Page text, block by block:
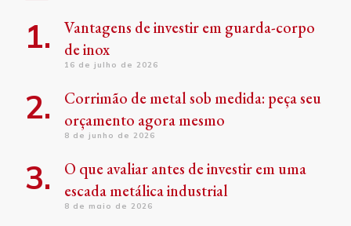
Vantagens de investir em guarda-corpo
de inox
16 de julho de 2026
Corrimão de metal sob medida: peça seu
orçamento agora mesmo
8 de junho de 2026
O que avaliar antes de investir em uma
escada metálica industrial
8 de maio de 2026